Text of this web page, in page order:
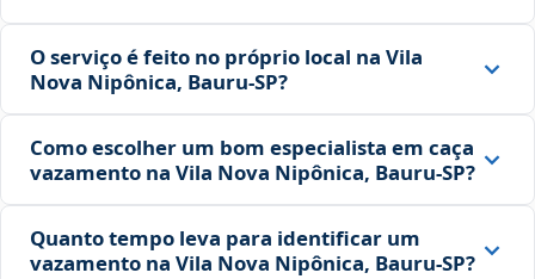
O serviço é feito no próprio local na Vila
Nova Nipônica, Bauru‑SP?
Como escolher um bom especialista em caça
vazamento na Vila Nova Nipônica, Bauru‑SP?
Quanto tempo leva para identificar um
vazamento na Vila Nova Nipônica, Bauru‑SP?